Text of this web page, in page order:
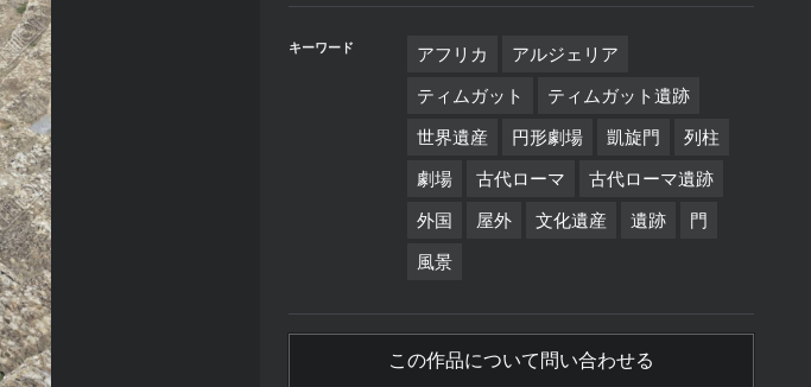
キーワード アフリカ アルジェリア
ティムガット ティムガット遺跡
世界遺産 円形劇場 凱旋門 列柱
劇場 古代ローマ 古代ローマ遺跡
外国 屋外 文化遺産 遺跡 門
風景
この作品について問い合わせる